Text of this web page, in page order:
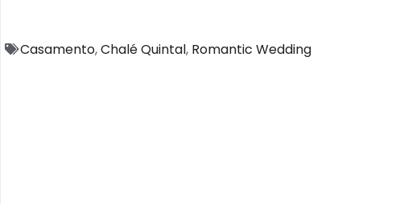
Casamento,Chalé Quintal, Romantic Wedding